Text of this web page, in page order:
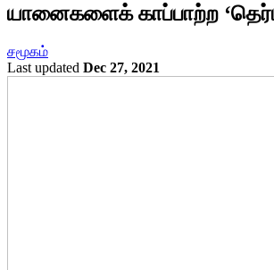
யானைகளைக் காப்பாற்ற
சமூகம்
Last updated Dec 27, 2021